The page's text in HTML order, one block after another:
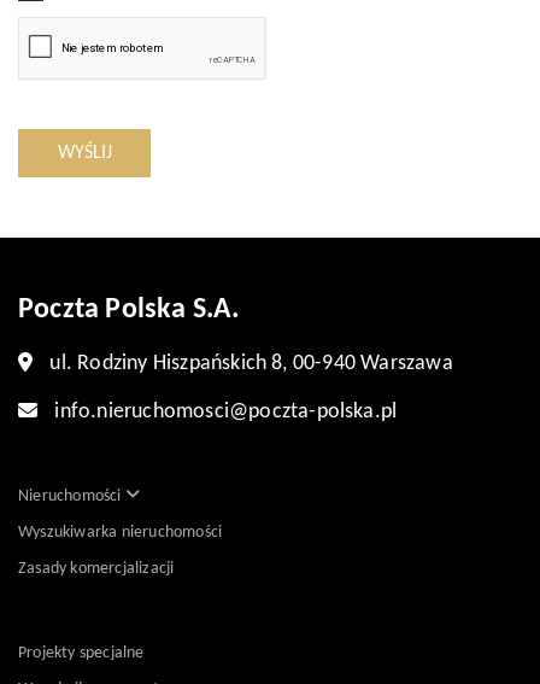
WYŚLIJ
Poczta Polska S.A.
ul. Rodziny Hiszpańskich 8, 00-940 Warszawa
info.nieruchomosci@poczta-polska.pl
Nieruchomości
Wyszukiwarka nieruchomości
Zasady komercjalizacji
Projekty specjalne